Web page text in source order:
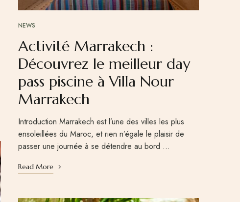
NEWS
Activité Marrakech :
Découvrez le meilleur day
pass piscine à Villa Nour
Marrakech
Introduction Marrakech est l’une des villes les plus
ensoleillées du Maroc, et rien n’égale le plaisir de
passer une journée à se détendre au bord …
Read More